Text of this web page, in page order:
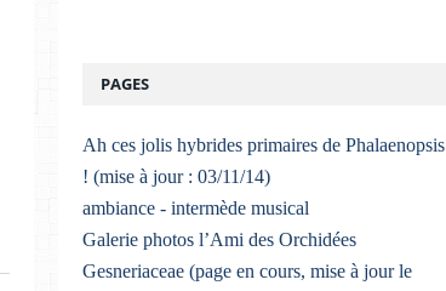
PAGES
Ah ces jolis hybrides primaires de Phalaenopsis
! (mise à jour : 03/11/14)
ambiance - intermède musical
Galerie photos l’Ami des Orchidées
Gesneriaceae (page en cours, mise à jour le